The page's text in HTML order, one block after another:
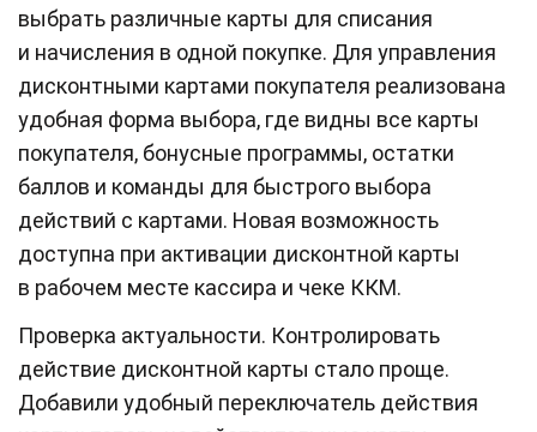
выбрать различные карты для списания
и начисления в одной покупке. Для управления
дисконтными картами покупателя реализована
удобная форма выбора, где видны все карты
покупателя, бонусные программы, остатки
баллов и команды для быстрого выбора
действий с картами. Новая возможность
доступна при активации дисконтной карты
в рабочем месте кассира и чеке ККМ.
Проверка актуальности. Контролировать
действие дисконтной карты стало проще.
Добавили удобный переключатель действия